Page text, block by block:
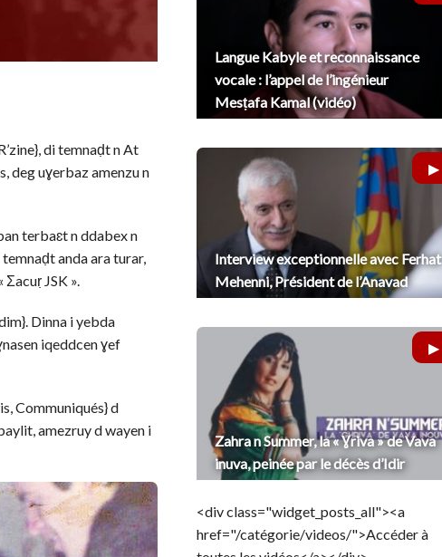
di temnaḍt n At
deg uɣerbaz amenzu n
terbaɛt n ddabex n
anda ara turar,
JSK ».
Dinna i yebda
iqeddcen ɣef
Communiqués} d
amezruy d wayen i
Langue Kabyle et reconnaissance
vocale : l’appel de l’ingénieur
Mesṭafa Kamal (vidéo)
Interview exceptionnelle avec Ferhat
Mehenni, Président de l’Anavad
Zahra n Summer, la « Ɣriva » de Vava
inuva, peinée par le décès d’Idir
<div class="widget_posts_all"><a
href="/catégorie/videos/">Accéder à